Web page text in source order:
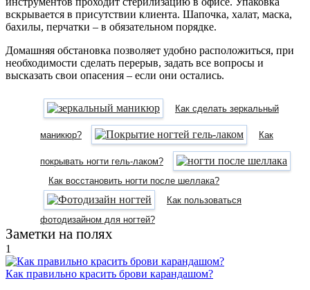
вскрывается в присутствии клиента. Шапочка, халат, маска,
бахилы, перчатки – в обязательном порядке.
Домашняя обстановка позволяет удобно расположиться, при
необходимости сделать перерыв, задать все вопросы и
высказать свои опасения – если они остались.
Как сделать зеркальный
маникюр? Как
покрывать ногти гель-лаком?
Как восстановить ногти после шеллака?
Как пользоваться
фотодизайном для ногтей?
Заметки на полях
1
Как правильно красить брови карандашом?